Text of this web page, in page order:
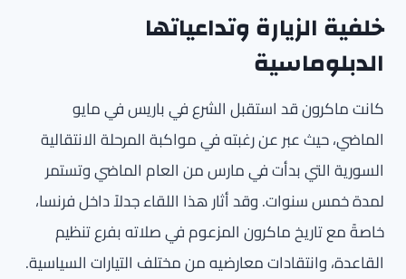
خلفية الزيارة وتداعياتها
الدبلوماسية
كانت ماكرون قد استقبل الشرع في باريس في مايو
الماضي، حيث عبر عن رغبته في مواكبة المرحلة الانتقالية
السورية التي بدأت في مارس من العام الماضي وتستمر
لمدة خمس سنوات. وقد أثار هذا اللقاء جدلاً داخل فرنسا،
خاصةً مع تاريخ ماكرون المزعوم في صلاته بفرع تنظيم
القاعدة، وانتقادات معارضيه من مختلف التيارات السياسية.